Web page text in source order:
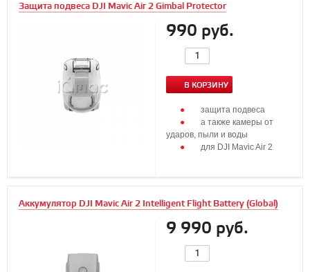
Защита подвеса DJI Mavic Air 2 Gimbal Protector
990 руб.
В КОРЗИНУ
защита подвеса
а также камеры от
ударов, пыли и воды
для DJI Mavic Air 2
Аккумулятор DJI Mavic Air 2 Intelligent Flight Battery (Global)
9 990 руб.